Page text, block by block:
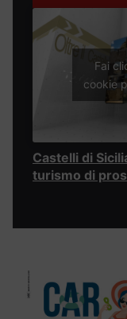
Fai
cookie
Castelli di
turismo di